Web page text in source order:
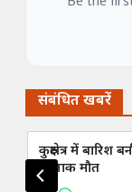
संबंधित खबरें
कुरुक्षेत्र में बारिश
दर्दनाक मौत